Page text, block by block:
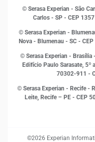
Marketing
Open Finance
Proteção de Dados
Sustentabilidade
© Serasa Experian - São
Carlos - SP - CEP
© Serasa Experian -
Nova - Blumenau - SC -
© Serasa Experian - Brasília
Edifício Paulo Sarasate, 5º
70302-911 -
© Serasa Experian - Recife -
Leite, Recife – PE - CEP
©2026 Experian